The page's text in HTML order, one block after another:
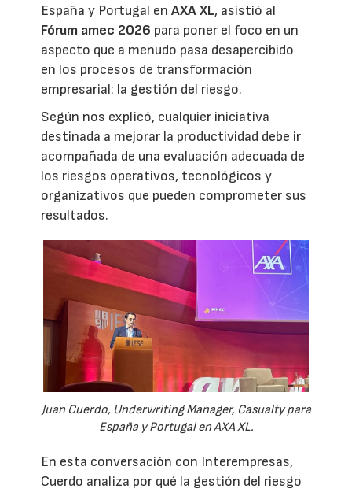
España y Portugal enAXA XL, asistió al
Fórum amec 2026 para poner el foco en un
aspecto que a menudo pasa desapercibido
en los procesos de transformación
empresarial: la gestión del riesgo.
Según nos explicó, cualquier iniciativa
destinada a mejorar la productividad debe ir
acompañada de una evaluación adecuada de
los riesgos operativos, tecnológicos y
organizativos que pueden comprometer sus
resultados.
Juan Cuerdo, Underwriting Manager, Casualty para
España y Portugal en AXA XL.
En esta conversación con Interempresas,
Cuerdo analiza por qué la gestión del riesgo